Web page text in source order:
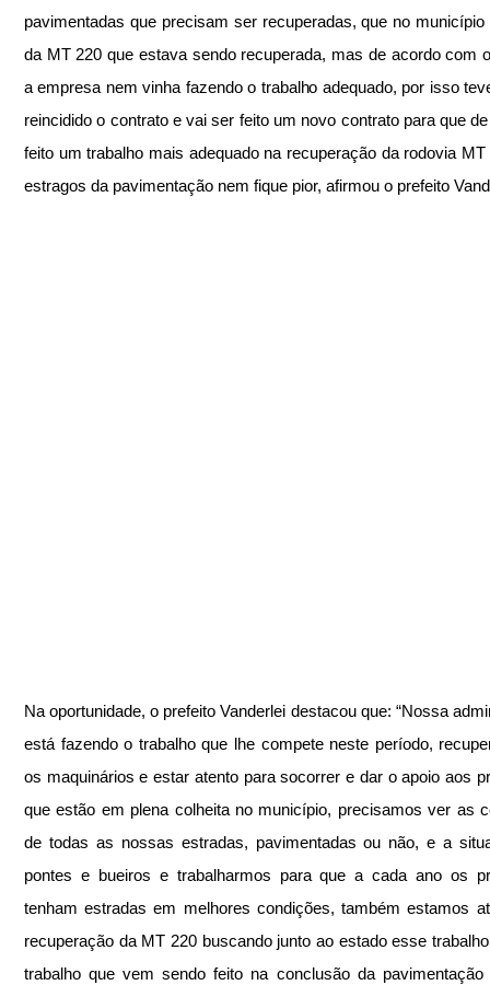
pavimentadas que precisam ser recuperadas, que no
da MT 220 que estava sendo recuperada, mas de acordo com
a empresa nem vinha fazendo o trabalho adequado, por isso
reincidido o contrato e vai ser feito um novo contrato para que
feito um trabalho mais adequado na recuperação da rodovia
estragos da pavimentação nem fique pior, afirmou o prefeito
Na oportunidade, o prefeito Vanderlei destacou que: “Nossa
está fazendo o trabalho que lhe compete neste período,
os maquinários e estar atento para socorrer e dar o apoio aos
que estão em plena colheita no município, precisamos ver as
de todas as nossas estradas, pavimentadas ou não, e a
pontes e bueiros e trabalharmos para que a cada ano os
tenham estradas em melhores condições, também estamos
recuperação da MT 220 buscando junto ao estado esse
trabalho que vem sendo feito na conclusão da